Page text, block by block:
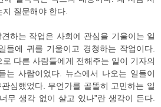
질문해야 한다.
하는 작업은 사회에 관심을 기울이는 일
들에 귀를 기울이고 경청하는 작업이다.
다른 사람들에게 전해주는 일이 기자의
는 사람이었다. 뉴스에서 나오는 일들이
심했었다. 무언가를 골똘히 고민하는 일
무 생각 없이 살고 있나”란 생각이 든다.